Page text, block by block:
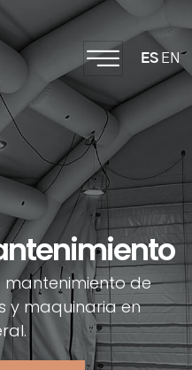
EN
ES
de
y maquinaria en